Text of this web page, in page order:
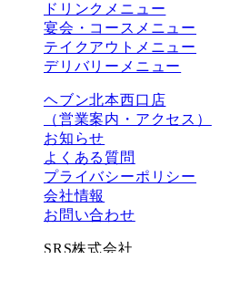
ドリンクメニュー
宴会・コースメニュー
テイクアウトメニュー
デリバリーメニュー
ヘブン北本西口店
（営業案内・アクセス）
お知らせ
よくある質問
プライバシーポリシー
会社情報
お問い合わせ
SRS株式会社